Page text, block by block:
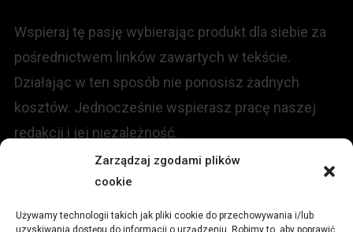
Zarządzaj zgodami plików
cookie
Używamy technologii takich jak pliki cookie do przechowywania i/lub
uzyskiwania dostępu do informacji o urządzeniu. Robimy to, aby poprawić
Wspieraj tę pasję wybierając produkt dla siebie za
pośrednictwem linków zawartych w tekście.
Działając w ten sposób nie ponosisz żadnych
kosztów. Jednocześnie wspierasz pracę naszej
redakcji i jej niezależność.
Redakcja portalu: